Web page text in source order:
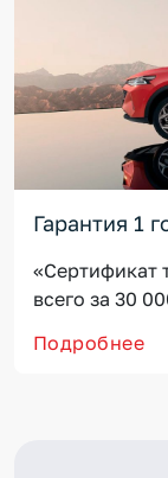
Гарантия 1
«Сертификат
всего за 30
Подробнее